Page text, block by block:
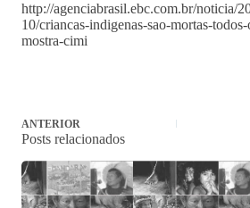
http://agenciabrasil.ebc.com.br/noticia/
10/criancas-indigenas-sao-mortas-todos-
mostra-cimi
ANTERIOR
Posts relacionados